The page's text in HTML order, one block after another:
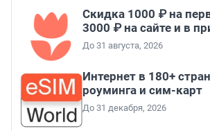
Скидка 1000 ₽ на
3000 ₽ на сайте и в
До 31 августа, 2026
Интернет в 180+
роуминга и сим-карт
До 31 декабря, 2026